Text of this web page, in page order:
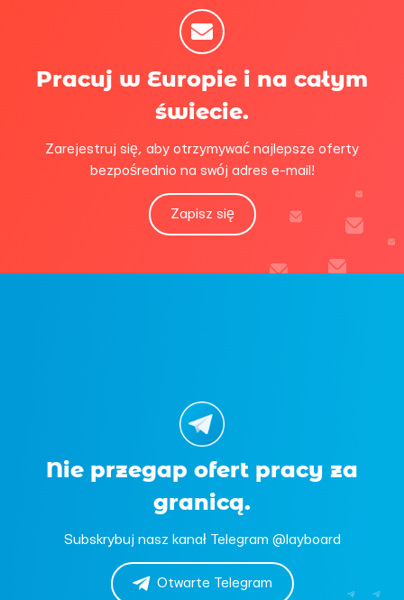
Pracuj w Europie i na całym
świecie.
Zarejestruj się, aby otrzymywać najlepsze oferty
bezpośrednio na swój adres e-mail!
Zapisz się
Nie przegap ofert pracy za
granicą.
Subskrybuj nasz kanał Telegram @layboard
Otwarte Telegram